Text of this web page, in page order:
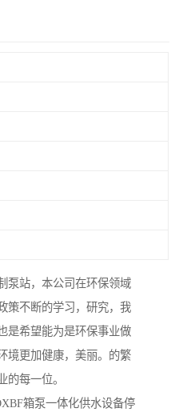
泵站，本公司在环保领域
策不断的学习，研究，我
是希望能为是环保事业做
境更加健康，美丽。的繁
的每一位。
箱泵一体化供水设备停